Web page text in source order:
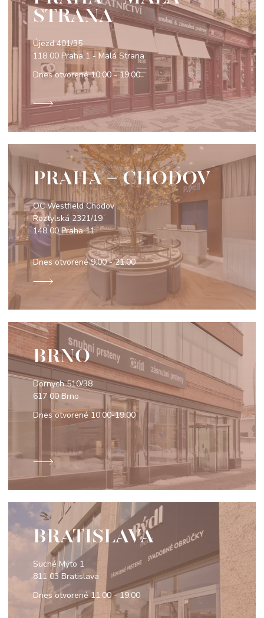
STRANA
Újezd 401/35
118 00 Praha 1 - Malá Strana
Dnes otvorené10:00 - 19:00
PRAHA - CHODOV
OC Westfield Chodov
Roztylská 2321/19
148 00 Praha 11
Dnes otvorené9:00 - 21:00
BRNO
Dornych 510/38
617 00 Brno
Dnes otvorené10:00-19:00
BRATISLAVA
Suché Mýto 1
811 03 Bratislava
Dnes otvorené11:00 - 19:00